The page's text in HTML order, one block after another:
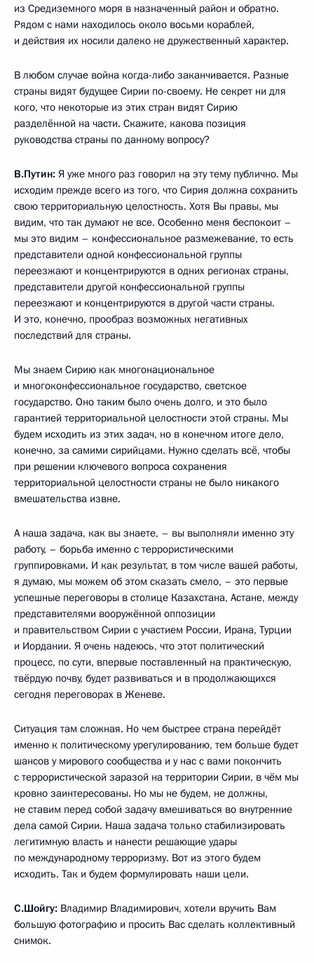
из Средиземного моря в назначенный район и обратно.
Рядом с нами находилось около восьми кораблей,
и действия их носили далеко не дружественный характер.
В любом случае война когда-либо заканчивается. Разные
страны видят будущее Сирии по-своему. Не секрет ни для
кого, что некоторые из этих стран видят Сирию
разделённой на части. Скажите, какова позиция
руководства страны по данному вопросу?
В.Путин: Я уже много раз говорил на эту тему публично. Мы
исходим прежде всего из того, что Сирия должна сохранить
свою территориальную целостность. Хотя Вы правы, мы
видим, что так думают не все. Особенно меня беспокоит –
мы это видим – конфессиональное размежевание, то есть
представители одной конфессиональной группы
переезжают и концентрируются в одних регионах страны,
представители другой конфессиональной группы
переезжают и концентрируются в другой части страны.
И это, конечно, прообраз возможных негативных
последствий для страны.
Мы знаем Сирию как многонациональное
и многоконфессиональное государство, светское
государство. Оно таким было очень долго, и это было
гарантией территориальной целостности этой страны. Мы
будем исходить из этих задач, но в конечном итоге дело,
конечно, за самими сирийцами. Нужно сделать всё, чтобы
при решении ключевого вопроса сохранения
территориальной целостности страны не было никакого
вмешательства извне.
А наша задача, как вы знаете, – вы выполняли именно эту
работу, – борьба именно с террористическими
группировками. И как результат, в том числе вашей работы,
я думаю, мы можем об этом сказать смело, – это первые
успешные переговоры в столице Казахстана, Астане, между
представителями вооружённой оппозиции
и правительством Сирии с участием России, Ирана, Турции
и Иордании. Я очень надеюсь, что этот политический
процесс, по сути, впервые поставленный на практическую,
твёрдую почву, будет развиваться и в продолжающихся
сегодня переговорах в Женеве.
Ситуация там сложная. Но чем быстрее страна перейдёт
именно к политическому урегулированию, тем больше будет
шансов у мирового сообщества и у нас с вами покончить
с террористической заразой на территории Сирии, в чём мы
кровно заинтересованы. Но мы не будем, не должны,
не ставим перед собой задачу вмешиваться во внутренние
дела самой Сирии. Наша задача только стабилизировать
легитимную власть и нанести решающие удары
по международному терроризму. Вот из этого будем
исходить. Так и будем формулировать наши цели.
С.Шойгу: Владимир Владимирович, хотели вручить Вам
большую фотографию и просить Вас сделать коллективный
снимок.